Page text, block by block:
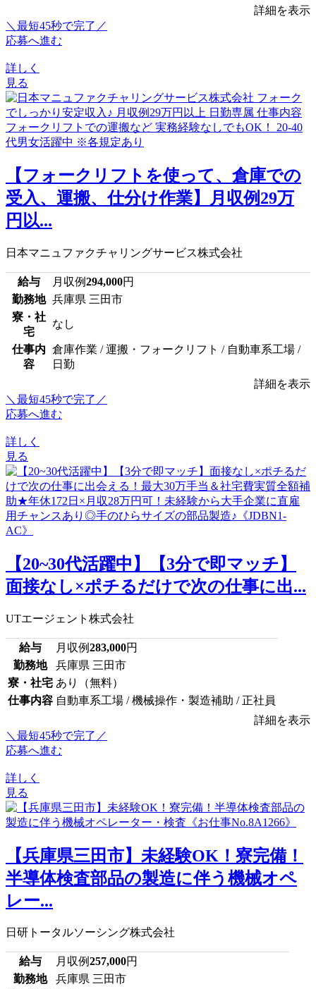
詳細を表示
＼最短45秒で完了／
応募へ進む
詳しく
見る
【フォークリフトを使って、倉庫での
受入、運搬、仕分け作業】月収例29万
円以...
日本マニュファクチャリングサービス株式会社
給与 月収例294,000円
勤務地 兵庫県 三田市
寮・社
宅
なし
仕事内
容
倉庫作業 / 運搬・フォークリフト / 自動車系工場 /
日勤
詳細を表示
＼最短45秒で完了／
応募へ進む
詳しく
見る
【20~30代活躍中】【3分で即マッチ】
面接なし×ポチるだけで次の仕事に出...
UTエージェント株式会社
給与 月収例283,000円
勤務地
兵庫県 三田市
寮・社宅 あり（無料）
仕事内容 自動車系工場 / 機械操作・製造補助 / 正社員
詳細を表示
＼最短45秒で完了／
応募へ進む
詳しく
見る
【兵庫県三田市】未経験OK！寮完備！
半導体検査部品の製造に伴う機械オペ
レー...
日研トータルソーシング株式会社
給与 月収例257,000円
勤務地
兵庫県 三田市